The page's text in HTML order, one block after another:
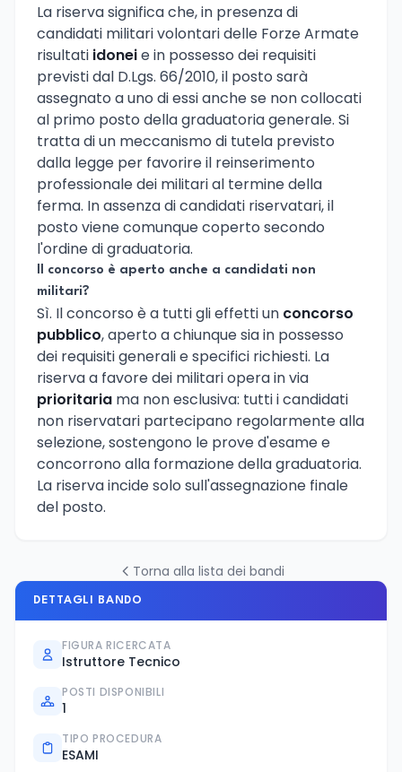
La riserva significa che, in presenza di
candidati militari volontari delle Forze Armate
risultati idoneie in possesso dei requisiti
previsti dal D.Lgs. 66/2010, il posto sarà
assegnato a uno di essi anche se non collocati
al primo posto della graduatoria generale. Si
tratta di un meccanismo di tutela previsto
dalla legge per favorire il reinserimento
professionale dei militari al termine della
ferma. In assenza di candidati riservatari, il
posto viene comunque coperto secondo
l'ordine di graduatoria.
Il concorso è aperto anche a candidati non
militari?
Sì. Il concorso è a tutti gli effetti un concorso
pubblico, aperto a chiunque sia in possesso
dei requisiti generali e specifici richiesti. La
riserva a favore dei militari opera in via
prioritaria ma non esclusiva: tutti i candidati
non riservatari partecipano regolarmente alla
selezione, sostengono le prove d'esame e
concorrono alla formazione della graduatoria.
La riserva incide solo sull'assegnazione finale
del posto.
Torna alla lista dei bandi
DETTAGLI BANDO
FIGURA RICERCATA
Istruttore Tecnico
POSTI DISPONIBILI
1
TIPO PROCEDURA
ESAMI